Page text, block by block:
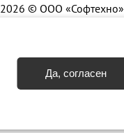
2026 © ООО «Софтехно»
Да, согласен